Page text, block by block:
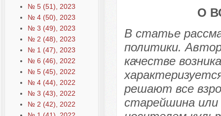
№ 5 (51), 2023
№ 4 (50), 2023
№ 3 (49), 2023
№ 2 (48), 2023
№ 1 (47), 2023
№ 6 (46), 2022
№ 5 (45), 2022
№ 4 (44), 2022
№ 3 (43), 2022
№ 2 (42), 2022
О
В статье
политики.
качестве
решают все
старейшина или